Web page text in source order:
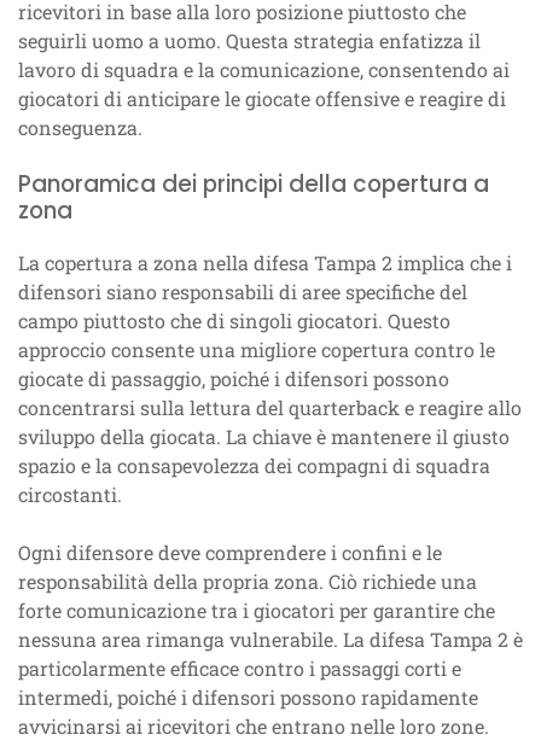
ricevitori in base alla loro posizione piuttosto che
seguirli uomo a uomo. Questa strategia enfatizza il
lavoro di squadra e la comunicazione, consentendo ai
giocatori di anticipare le giocate offensive e reagire di
conseguenza.
Panoramica dei principi della copertura a
zona
La copertura a zona nella difesa Tampa 2 implica che i
difensori siano responsabili di aree specifiche del
campo piuttosto che di singoli giocatori. Questo
approccio consente una migliore copertura contro le
giocate di passaggio, poiché i difensori possono
concentrarsi sulla lettura del quarterback e reagire allo
sviluppo della giocata. La chiave è mantenere il giusto
spazio e la consapevolezza dei compagni di squadra
circostanti.
Ogni difensore deve comprendere i confini e le
responsabilità della propria zona. Ciò richiede una
forte comunicazione tra i giocatori per garantire che
nessuna area rimanga vulnerabile. La difesa Tampa 2 è
particolarmente efficace contro i passaggi corti e
intermedi, poiché i difensori possono rapidamente
avvicinarsi ai ricevitori che entrano nelle loro zone.